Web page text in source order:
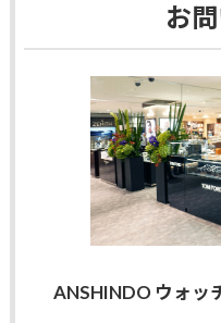
お
ANSHINDO ウォッ